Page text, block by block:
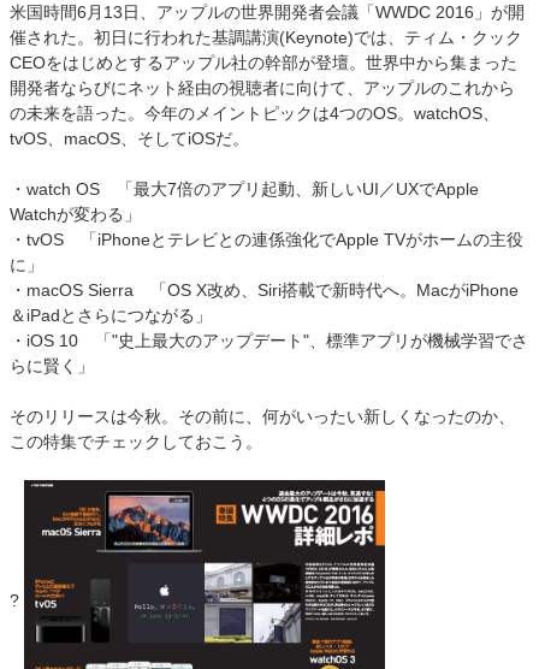
米国時間6月13日、アップルの世界開発者会議「WWDC 2016」が開
催された。初日に行われた基調講演(Keynote)では、ティム・クック
CEOをはじめとするアップル社の幹部が登壇。世界中から集まった
開発者ならびにネット経由の視聴者に向けて、アップルのこれから
の未来を語った。今年のメイントピックは4つのOS。watchOS、
tvOS、macOS、そしてiOSだ。
・watch OS 「最大7倍のアプリ起動、新しいUI／UXでApple
Watchが変わる」
・tvOS 「iPhoneとテレビとの連係強化でApple TVがホームの主役
に」
・macOS Sierra 「OS X改め、Siri搭載で新時代へ。MacがiPhone
＆iPadとさらにつながる」
・iOS 10 「"史上最大のアップデート"、標準アプリが機械学習でさ
らに賢く」
そのリリースは今秋。その前に、何がいったい新しくなったのか、
この特集でチェックしておこう。
?